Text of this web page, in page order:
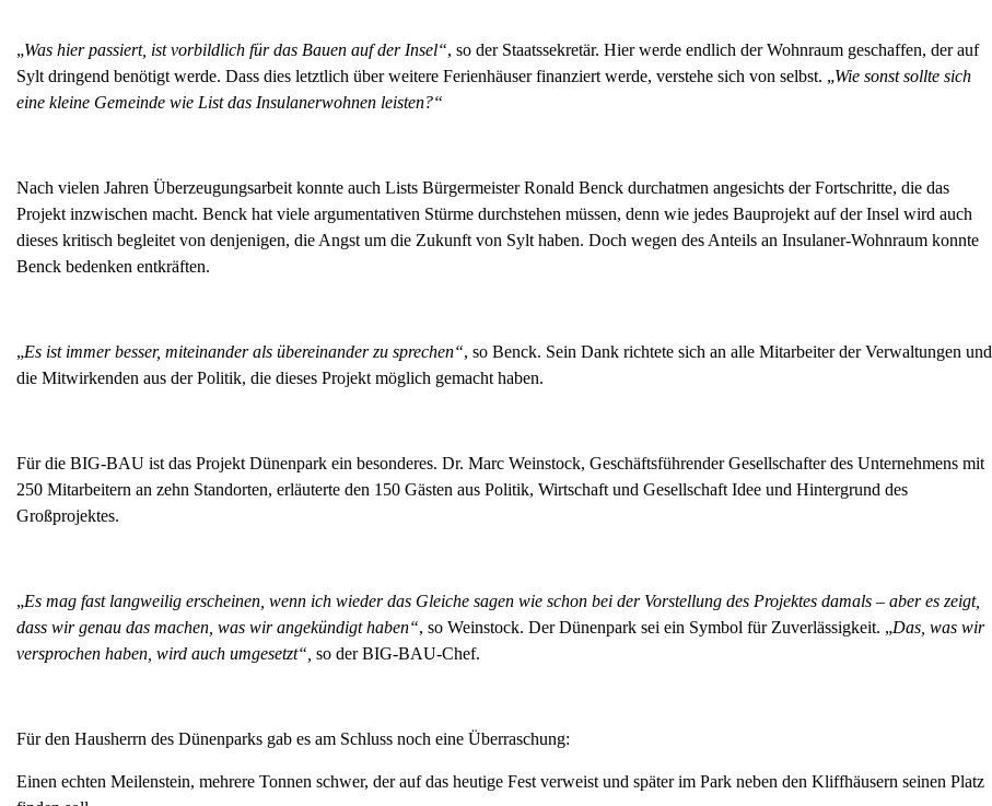
„Was hier passiert, ist vorbildlich für das Bauen auf der Insel“, so der Staatssekretär. Hier werde endlich der Wohnraum geschaffen, der auf
Sylt dringend benötigt werde. Dass dies letztlich über weitere Ferienhäuser finanziert werde, verstehe sich von selbst. „Wie sonst sollte sich
eine kleine Gemeinde wie List das Insulanerwohnen leisten?“
Nach vielen Jahren Überzeugungsarbeit konnte auch Lists Bürgermeister Ronald Benck durchatmen angesichts der Fortschritte, die das
Projekt inzwischen macht. Benck hat viele argumentativen Stürme durchstehen müssen, denn wie jedes Bauprojekt auf der Insel wird auch
dieses kritisch begleitet von denjenigen, die Angst um die Zukunft von Sylt haben. Doch wegen des Anteils an Insulaner-Wohnraum konnte
Benck bedenken entkräften.
„Es ist immer besser, miteinander als übereinander zu sprechen“, so Benck. Sein Dank richtete sich an alle Mitarbeiter der Verwaltungen und
die Mitwirkenden aus der Politik, die dieses Projekt möglich gemacht haben.
Für die BIG-BAU ist das Projekt Dünenpark ein besonderes. Dr. Marc Weinstock, Geschäftsführender Gesellschafter des Unternehmens mit
250 Mitarbeitern an zehn Standorten, erläuterte den 150 Gästen aus Politik, Wirtschaft und Gesellschaft Idee und Hintergrund des
Großprojektes.
„Es mag fast langweilig erscheinen, wenn ich wieder das Gleiche sagen wie schon bei der Vorstellung des Projektes damals – aber es zeigt,
dass wir genau das machen, was wir angekündigt haben“, so Weinstock. Der Dünenpark sei ein Symbol für Zuverlässigkeit. „Das, was wir
versprochen haben, wird auch umgesetzt“, so der BIG-BAU-Chef.
Für den Hausherrn des Dünenparks gab es am Schluss noch eine Überraschung:
Einen echten Meilenstein, mehrere Tonnen schwer, der auf das heutige Fest verweist und später im Park neben den Kliffhäusern seinen Platz